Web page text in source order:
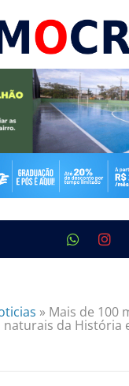
» Mais de 100
da História